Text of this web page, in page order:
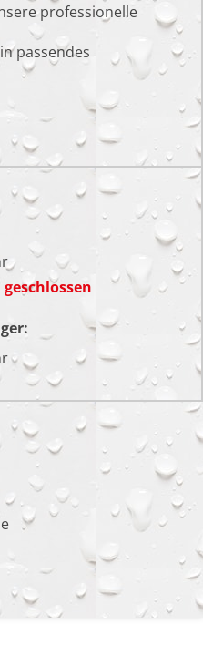
professionelle
passendes